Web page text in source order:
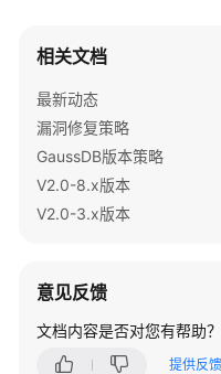
开
发
指
南
（分
布
10.x）
开
发
相关文档
最新动态
漏洞修复策略
GaussDB版本策略
V2.0-8.x版本
V2.0-3.x版本
意见反馈
文档内容是否对您有帮助？
提供反馈